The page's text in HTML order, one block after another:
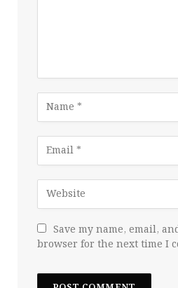
Save my name, email,
browser for the next time I